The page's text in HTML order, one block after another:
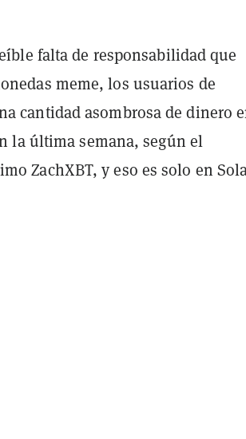
falta de responsabilidad que
meme, los usuarios de
cantidad asombrosa de dinero
la última semana, según el
ZachXBT, y eso es solo en